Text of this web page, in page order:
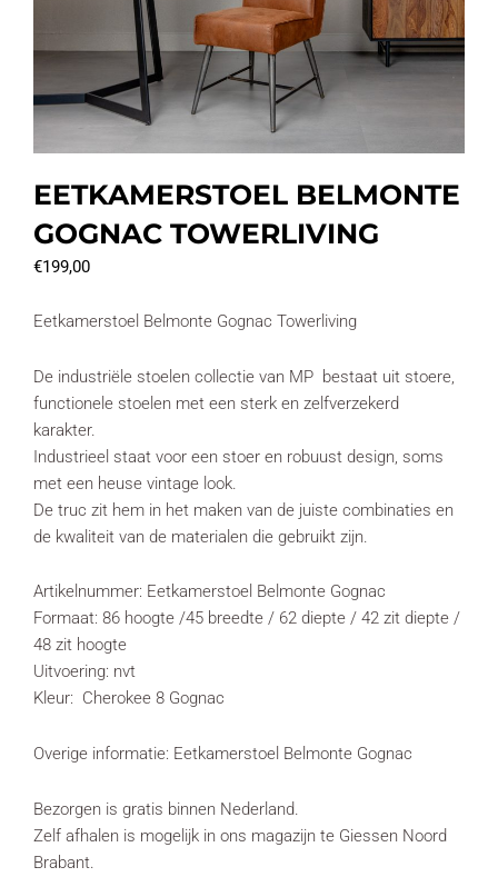
EETKAMERSTOEL BELMONTE
GOGNAC TOWERLIVING
€199,00
Eetkamerstoel Belmonte Gognac Towerliving
De industriële stoelen collectie van MP bestaat uit stoere,
functionele stoelen met een sterk en zelfverzekerd
karakter.
Industrieel staat voor een stoer en robuust design, soms
met een heuse vintage look.
De truc zit hem in het maken van de juiste combinaties en
de kwaliteit van de materialen die gebruikt zijn.
Artikelnummer: Eetkamerstoel Belmonte Gognac
Formaat: 86 hoogte /45 breedte / 62 diepte / 42 zit diepte /
48 zit hoogte
Uitvoering: nvt
Kleur: Cherokee 8 Gognac
Overige informatie: Eetkamerstoel Belmonte Gognac
Bezorgen is gratis binnen Nederland.
Zelf afhalen is mogelijk in ons magazijn te Giessen Noord
Brabant.